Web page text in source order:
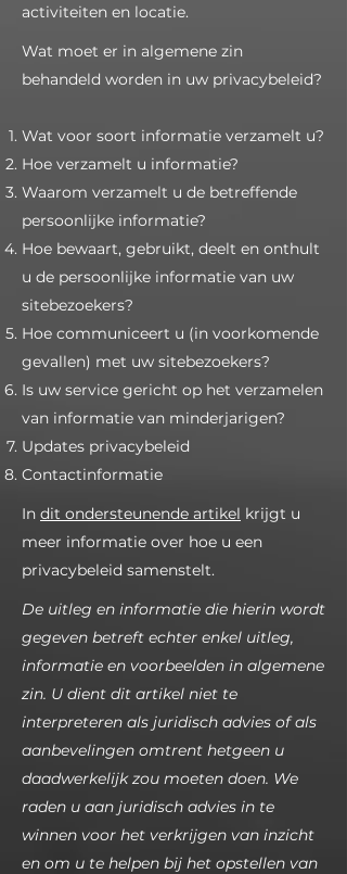
activiteiten en locatie.
Wat moet er in algemene zin
behandeld worden in uw privacybeleid?
Wat voor soort informatie verzamelt u?
Hoe verzamelt u informatie?
Waarom verzamelt u de betreffende
persoonlijke informatie?
Hoe bewaart, gebruikt, deelt en onthult
u de persoonlijke informatie van uw
sitebezoekers?
Hoe communiceert u (in voorkomende
gevallen) met uw sitebezoekers?
Is uw service gericht op het verzamelen
van informatie van minderjarigen?
Updates privacybeleid
Contactinformatie
In dit ondersteunende artikel krijgt u
meer informatie over hoe u een
privacybeleid samenstelt.
De uitleg en informatie die hierin wordt
gegeven betreft echter enkel uitleg,
informatie en voorbeelden in algemene
zin. U dient dit artikel niet te
interpreteren als juridisch advies of als
aanbevelingen omtrent hetgeen u
daadwerkelijk zou moeten doen. We
raden u aan juridisch advies in te
winnen voor het verkrijgen van inzicht
en om u te helpen bij het opstellen van